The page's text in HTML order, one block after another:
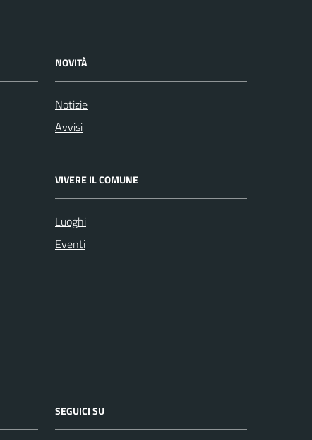
NOVITÀ
Notizie
Avvisi
VIVERE IL COMUNE
Luoghi
Eventi
SEGUICI SU